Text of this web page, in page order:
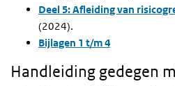
Deel 5: Afleiding van
(2024).
Bijlagen 1 t/m 4
Handleiding gedegen